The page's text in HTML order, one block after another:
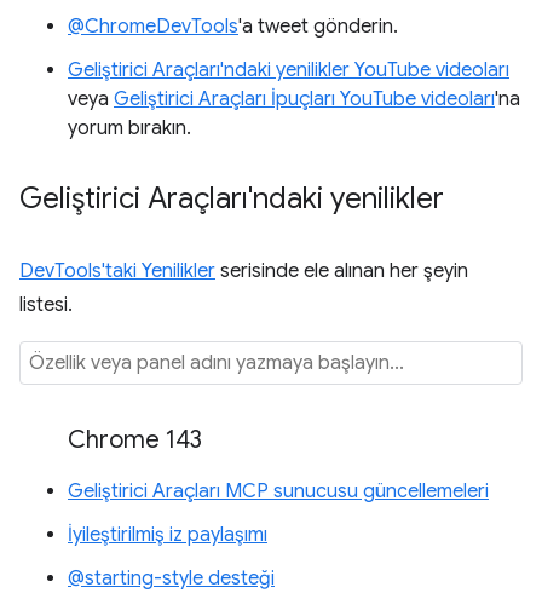
@ChromeDevTools'a tweet gönderin.
Geliştirici Araçları'ndaki yenilikler YouTube videoları
veya Geliştirici Araçları İpuçları YouTube videoları'na
yorum bırakın.
Geliştirici Araçları'ndaki yenilikler
DevTools'taki Yenilikler serisinde ele alınan her şeyin
listesi.
Chrome 143
Geliştirici Araçları MCP sunucusu güncellemeleri
İyileştirilmiş iz paylaşımı
@starting-style desteği